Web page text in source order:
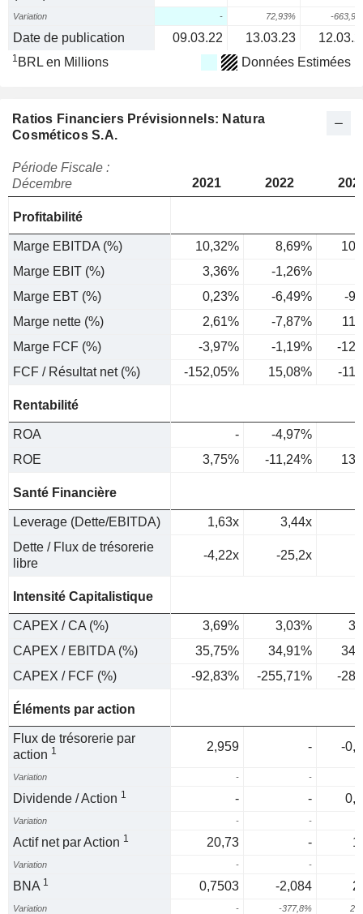
Variation - 72,93% -
Date de publication 09.03.22 13.03.23
1 BRL en Millions Données Estimées
Ratios Financiers Prévisionnels: Natura
Cosméticos S.A.
Période Fiscale :
Décembre
2021 2022
Profitabilité
Marge EBITDA (%) 10,32% 8,69%
Marge EBIT (%)
3,36%
-1,26%
Marge EBT (%)
0,23% -6,49%
-
Marge nette (%)
2,61% -7,87%
Marge FCF (%)
-3,97% -1,19%
-
FCF / Résultat net (%)
-152,05% 15,08% -
Rentabilité
ROA - -4,97%
ROE
3,75% -11,24%
Santé Financière
Leverage (Dette/EBITDA) 1,63x
3,44x
Dette / Flux de trésorerie
libre
-4,22x -25,2x
Intensité Capitalistique
CAPEX / CA (%) 3,69% 3,03%
CAPEX / EBITDA (%)
35,75% 34,91%
CAPEX / FCF (%)
-92,83% -255,71% -
Éléments par action
Flux de trésorerie par
action 1 2,959 - -
Variation - -
Dividende / Action 1 - -
Variation - -
Actif net par Action 1 20,73 -
Variation - -
BNA 1 0,7503 -2,084
Variation - -377,8%